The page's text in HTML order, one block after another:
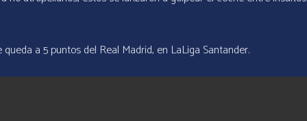
a 5 puntos del Real Madrid, en LaLiga Santander.